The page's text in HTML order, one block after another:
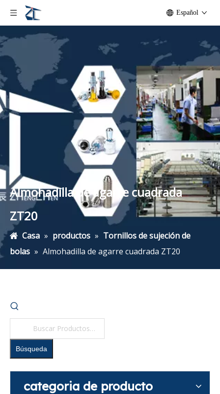
Español
Almohadilla de agarre cuadrada
ZT20
Casa » productos » Tornillos de sujeción de
bolas » Almohadilla de agarre cuadrada ZT20
Búsqueda
categoria de producto